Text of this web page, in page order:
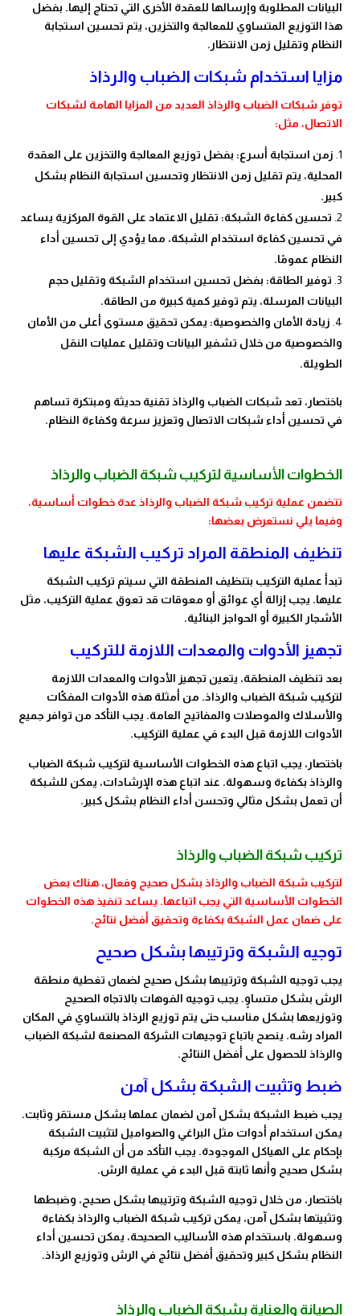
البيانات المطلوبة وإرسالها للعقدة الأخرى التي تحتاج إليها. بفضل
هذا التوزيع المتساوي للمعالجة والتخزين، يتم تحسين استجابة
النظام وتقليل زمن الانتظار.
مزايا استخدام شبكات الضباب والرذاذ
توفر شبكات الضباب والرذاذ العديد من المزايا الهامة لشبكات
الاتصال، مثل:
زمن استجابة أسرع: بفضل توزيع المعالجة والتخزين على العقدة
المحلية، يتم تقليل زمن الانتظار وتحسين استجابة النظام بشكل
كبير.
تحسين كفاءة الشبكة: تقليل الاعتماد على القوة المركزية يساعد
في تحسين كفاءة استخدام الشبكة، مما يؤدي إلى تحسين أداء
النظام عمومًا.
توفير الطاقة: بفضل تحسين استخدام الشبكة وتقليل حجم
البيانات المرسلة، يتم توفير كمية كبيرة من الطاقة.
زيادة الأمان والخصوصية: يمكن تحقيق مستوى أعلى من الأمان
والخصوصية من خلال تشفير البيانات وتقليل عمليات النقل
الطويلة.
باختصار، تعد شبكات الضباب والرذاذ تقنية حديثة ومبتكرة تساهم
في تحسين أداء شبكات الاتصال وتعزيز سرعة وكفاءة النظام.
الخطوات الأساسية لتركيب شبكة الضباب والرذاذ
تتضمن عملية تركيب شبكة الضباب والرذاذ عدة خطوات أساسية،
وفيما يلي نستعرض بعضها:
تنظيف المنطقة المراد تركيب الشبكة عليها
تبدأ عملية التركيب بتنظيف المنطقة التي سيتم تركيب الشبكة
عليها. يجب إزالة أي عوائق أو معوقات قد تعوق عملية التركيب، مثل
الأشجار الكبيرة أو الحواجز البنائية.
تجهيز الأدوات والمعدات اللازمة للتركيب
بعد تنظيف المنطقة، يتعين تجهيز الأدوات والمعدات اللازمة
لتركيب شبكة الضباب والرذاذ. من أمثلة هذه الأدوات المفكّات
والأسلاك والموصلات والمفاتيح العامة. يجب التأكد من توافر جميع
الأدوات اللازمة قبل البدء في عملية التركيب.
باختصار، يجب اتباع هذه الخطوات الأساسية لتركيب شبكة الضباب
والرذاذ بكفاءة وسهولة. عند اتباع هذه الإرشادات، يمكن للشبكة
أن تعمل بشكل مثالي وتحسن أداء النظام بشكل كبير.
تركيب شبكة الضباب والرذاذ
لتركيب شبكة الضباب والرذاذ بشكل صحيح وفعال، هناك بعض
الخطوات الأساسية التي يجب اتباعها. يساعد تنفيذ هذه الخطوات
على ضمان عمل الشبكة بكفاءة وتحقيق أفضل نتائج.
توجيه الشبكة وترتيبها بشكل صحيح
يجب توجيه الشبكة وترتيبها بشكل صحيح لضمان تغطية منطقة
الرش بشكل متساوٍ. يجب توجيه الفوهات بالاتجاه الصحيح
وتوزيعها بشكل مناسب حتى يتم توزيع الرذاذ بالتساوي في المكان
المراد رشه. ينصح باتباع توجيهات الشركة المصنعة لشبكة الضباب
والرذاذ للحصول على أفضل النتائج.
ضبط وتثبيت الشبكة بشكل آمن
يجب ضبط الشبكة بشكل آمن لضمان عملها بشكل مستقر وثابت.
يمكن استخدام أدوات مثل البراغي والصواميل لتثبيت الشبكة
بإحكام على الهياكل الموجودة. يجب التأكد من أن الشبكة مركبة
بشكل صحيح وأنها ثابتة قبل البدء في عملية الرش.
باختصار، من خلال توجيه الشبكة وترتيبها بشكل صحيح، وضبطها
وتثبيتها بشكل آمن، يمكن تركيب شبكة الضباب والرذاذ بكفاءة
وسهولة. باستخدام هذه الأساليب الصحيحة، يمكن تحسين أداء
النظام بشكل كبير وتحقيق أفضل نتائج في الرش وتوزيع الرذاذ.
الصيانة والعناية بشبكة الضباب والرذاذ